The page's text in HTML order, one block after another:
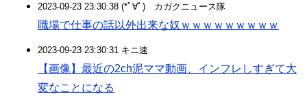
2023-09-23 23:30:38 (*ﾟ∀ﾟ)ゞカガクニュース隊
職場で仕事の話以外出来な奴ｗｗｗｗｗｗｗｗｗ
2023-09-23 23:30:31 キニ速
【画像】最近の2ch泥ママ動画、インフレしすぎて大
変なことになる